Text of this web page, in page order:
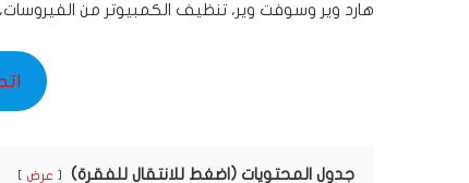
هارد وير وسوفت وير، تنظيف الكمبيوتر من
جدول المحتويات (اضغط للانتقال للفقرة) عرض